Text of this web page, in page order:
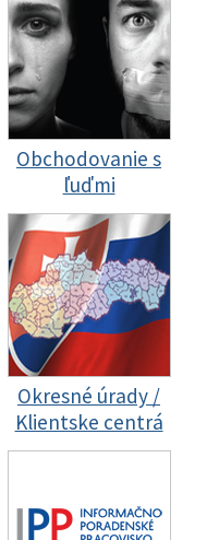
Obchodovanie s
ľuďmi
Okresné úrady /
Klientske centrá